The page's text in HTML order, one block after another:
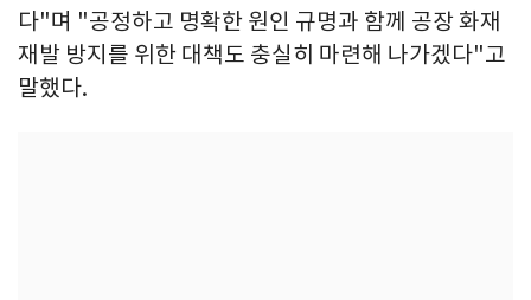
다"며 "공정하고 명확한 원인 규명과 함께 공장 화재
재발 방지를 위한 대책도 충실히 마련해 나가겠다"고
말했다.